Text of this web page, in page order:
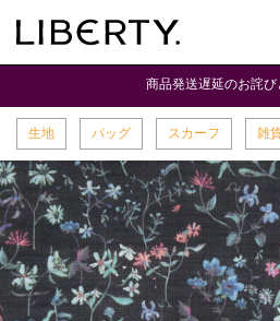
商品発送遅延のお詫
生地 バッグ スカーフ 雑